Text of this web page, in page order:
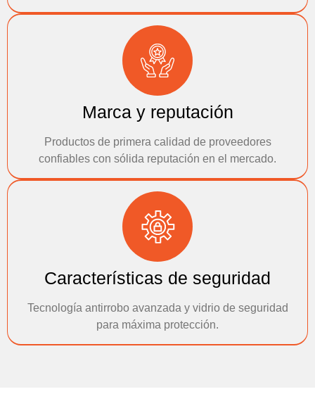
Marca y reputación
Productos de primera calidad de proveedores
confiables con sólida reputación en el mercado.
Características de seguridad
Tecnología antirrobo avanzada y vidrio de seguridad
para máxima protección.